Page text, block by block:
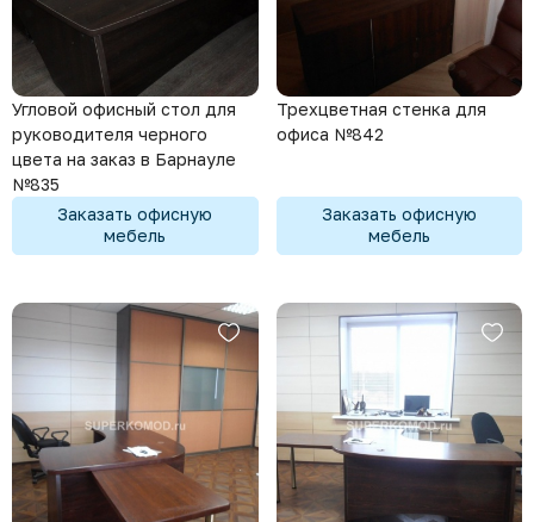
Угловой офисный стол для
руководителя черного
цвета на заказ в Барнауле
№835
Заказать офисную
мебель
Трехцветная стенка для
офиса №842
Заказать офисную
мебель